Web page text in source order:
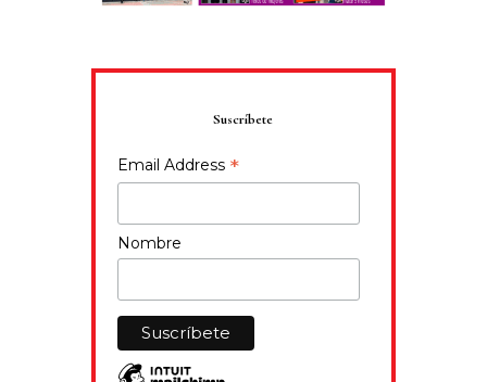
Suscríbete
Email Address *
Nombre